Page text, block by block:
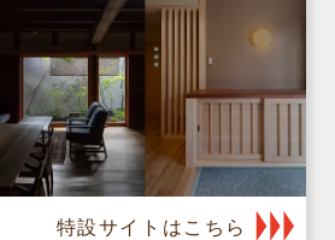
特設サイトはこちら